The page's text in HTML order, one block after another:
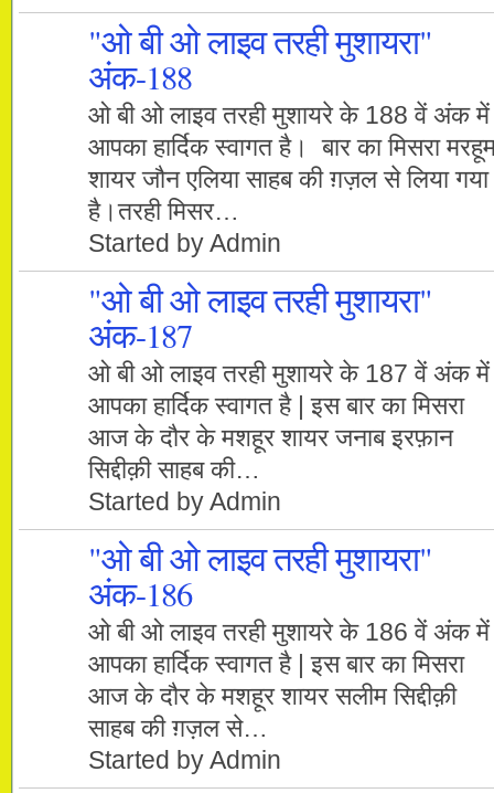
"ओ बी ओ लाइव तरही मुशायरा"
अंक-188
ओ बी ओ लाइव तरही मुशायरे के 188 वें अंक में
आपका हार्दिक स्वागत है। बार का मिसरा
शायर जौन एलिया साहब की ग़ज़ल से लिया गया
है।तरही मिसर…
Started by Admin
"ओ बी ओ लाइव तरही मुशायरा"
अंक-187
ओ बी ओ लाइव तरही मुशायरे के 187 वें अंक में
आपका हार्दिक स्वागत है | इस बार का मिसरा
आज के दौर के मशहूर शायर जनाब इरफ़ान
सिद्दीक़ी साहब की…
Started by Admin
"ओ बी ओ लाइव तरही मुशायरा"
अंक-186
ओ बी ओ लाइव तरही मुशायरे के 186 वें अंक में
आपका हार्दिक स्वागत है | इस बार का मिसरा
आज के दौर के मशहूर शायर सलीम सिद्दीक़ी
साहब की ग़ज़ल से…
Started by Admin